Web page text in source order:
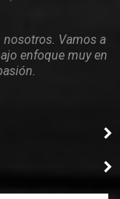
Vamos a
enfoque muy en